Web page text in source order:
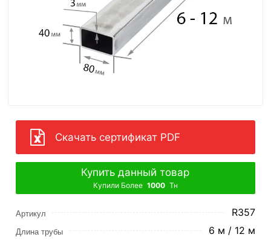
Скачать сертификат PDF
Купить данный товар
Купили Более 1000 Тн
Артикул R357
Длина трубы 6 м / 12 м